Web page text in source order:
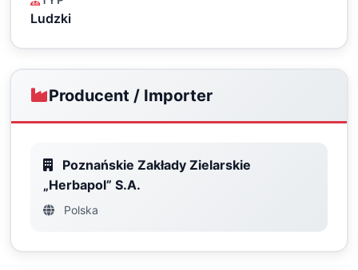
Ludzki
Producent / Importer
Poznańskie Zakłady Zielarskie
„Herbapol” S.A.
Polska